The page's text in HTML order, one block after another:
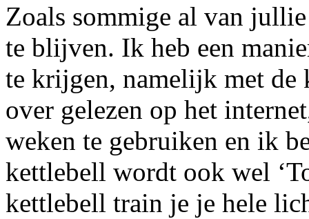
Zoals sommige al van
te blijven. Ik heb een
te krijgen, namelijk met de
over gelezen op het
weken te gebruiken en ik
kettlebell wordt ook wel
kettlebell train je je hele